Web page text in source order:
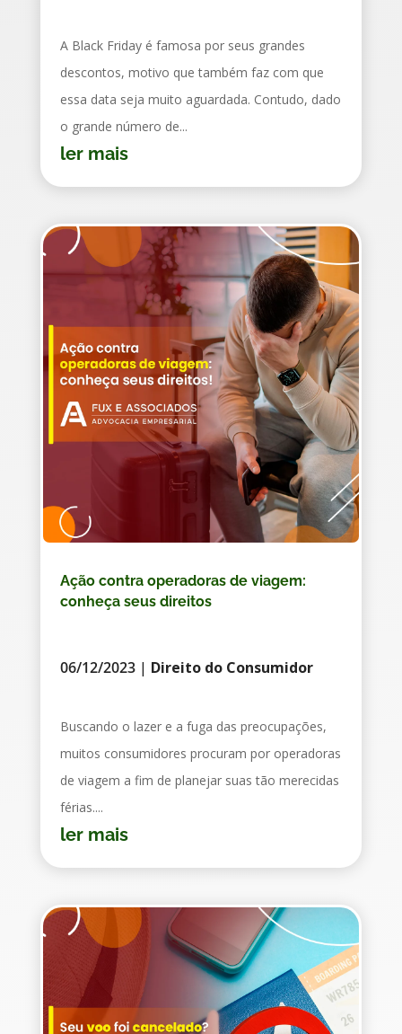
A Black Friday é famosa por seus grandes
descontos, motivo que também faz com que
essa data seja muito aguardada. Contudo, dado
o grande número de...
ler mais
Ação contra operadoras de viagem:
conheça seus direitos
06/12/2023| Direito do Consumidor
Buscando o lazer e a fuga das preocupações,
muitos consumidores procuram por operadoras
de viagem a fim de planejar suas tão merecidas
férias....
ler mais